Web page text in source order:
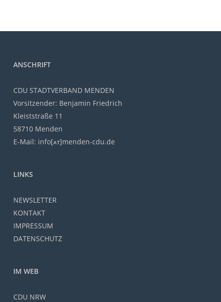
ANSCHRIFT
CDU STADTVERBAND MENDEN
Vorsitzender: Benjamin Friedrich
Kleiststraße 11
58710 Menden
E-Mail: info[ᴀᴛ]menden-cdu.de
LINKS
NEWSLETTER
KONTAKT
IMPRESSUM
DATENSCHUTZ
IM WEB
CDU NRW